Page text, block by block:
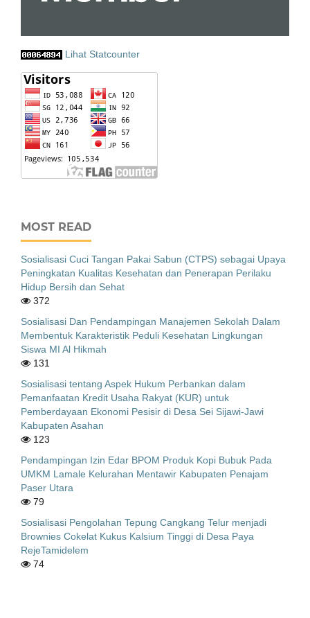
Lihat Statcounter
MOST READ
Sosialisasi Cuci Tangan Pakai Sabun (CTPS) sebagai Upaya
Peningkatan Kualitas Kesehatan dan Penerapan Perilaku
Hidup Bersih dan Sehat
372
Sosialisasi Dan Pendampingan Manajemen Sekolah Dalam
Membentuk Karakteristik Peduli Kesehatan Lingkungan
Siswa MI Al Hikmah
131
Sosialisasi tentang Aspek Hukum Perbankan dalam
Pemanfaatan Kredit Usaha Rakyat (KUR) untuk
Pemberdayaan Ekonomi Pesisir di Desa Sei Sijawi-Jawi
Kabupaten Asahan
123
Pendampingan Izin Edar BPOM Produk Kopi Bubuk Pada
UMKM Lamale Kelurahan Mentawir Kabupaten Penajam
Paser Utara
79
Sosialisasi Pengolahan Tepung Cangkang Telur menjadi
Brownies Cokelat Kukus Kalsium Tinggi di Desa Paya
RejeTamidelem
74